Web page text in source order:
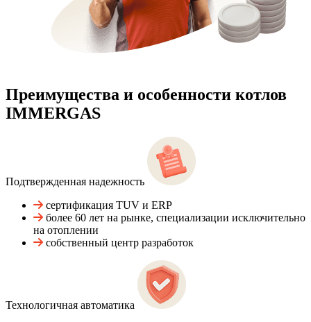
Преимущества и особенности котлов
IMMERGAS
Подтвержденная надежность
сертификация TUV и ERP
более 60 лет на рынке, специализации исключительно
на отоплении
собственный центр разработок
Технологичная автоматика